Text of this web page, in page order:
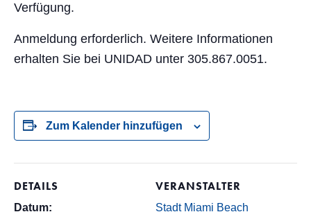
Verfügung.
Anmeldung erforderlich. Weitere Informationen
erhalten Sie bei UNIDAD unter 305.867.0051.
Zum Kalender hinzufügen
DETAILS
Datum:
VERANSTALTER
Stadt Miami Beach